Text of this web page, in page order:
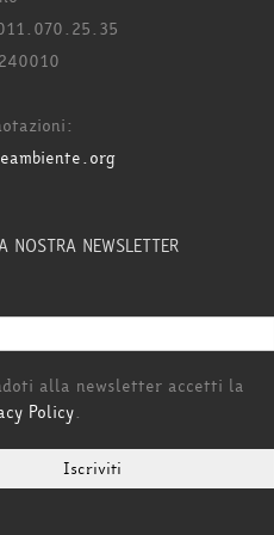
NEWSLETTER
alla newsletter accetti la
Policy.